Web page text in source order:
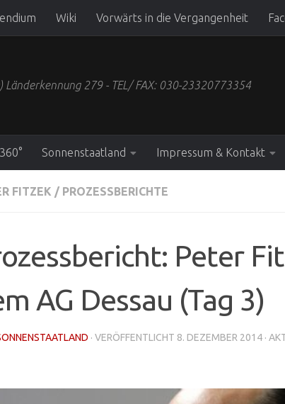
Wiki Vorwärts in die Vergangenheit
Länderkennung 279 - TEL/ FAX: 030-23320773354
360° Sonnenstaatland Impressum & Kontakt
FITZEK / PROZESSBERICHTE
Peter
AG Dessau (Tag 3)
· VERÖFFENTLICHT 8. DEZEMBER 2014 ·